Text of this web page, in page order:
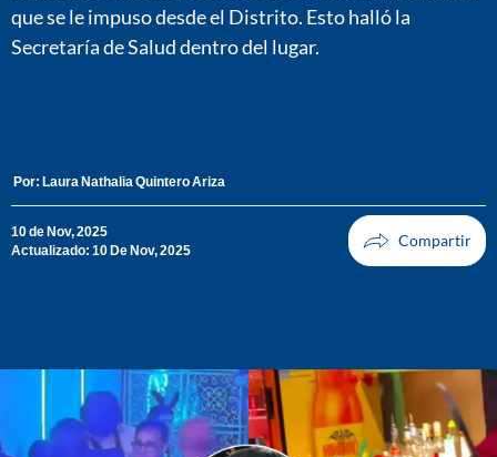
que se le impuso desde el Distrito. Esto halló la
Secretaría de Salud dentro del lugar.
Por: Laura Nathalia Quintero Ariza
10 de Nov, 2025
Actualizado: 10 De Nov, 2025